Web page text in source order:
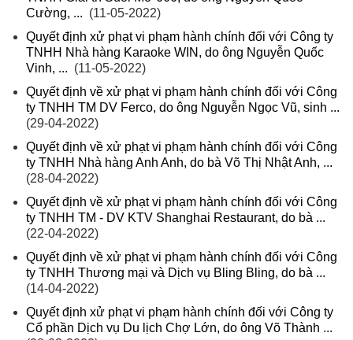
Cường, ... (11-05-2022)
Quyết định xử phạt vi phạm hành chính đối với Công ty
TNHH Nhà hàng Karaoke WIN, do ông Nguyễn Quốc
Vinh, ... (11-05-2022)
Quyết định về xử phạt vi phạm hành chính đối với Công
ty TNHH TM DV Ferco, do ông Nguyễn Ngọc Vũ, sinh ...
(29-04-2022)
Quyết định về xử phạt vi phạm hành chính đối với Công
ty TNHH Nhà hàng Anh Anh, do bà Võ Thị Nhật Anh, ...
(28-04-2022)
Quyết định về xử phạt vi phạm hành chính đối với Công
ty TNHH TM - DV KTV Shanghai Restaurant, do bà ...
(22-04-2022)
Quyết định về xử phạt vi phạm hành chính đối với Công
ty TNHH Thương mại và Dịch vụ Bling Bling, do bà ...
(14-04-2022)
Quyết định xử phạt vi phạm hành chính đối với Công ty
Cổ phần Dịch vụ Du lịch Chợ Lớn, do ông Võ Thành ...